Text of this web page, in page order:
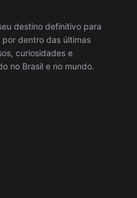
destino definitivo para
dentro das últimas
curiosidades e
no Brasil e no mundo.